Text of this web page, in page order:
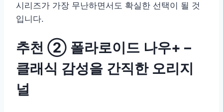
시리즈가 가장 무난하면서도 확실한 선택이 될 것
입니다.
추천 ② 폴라로이드 나우+ –
클래식 감성을 간직한 오리지
널